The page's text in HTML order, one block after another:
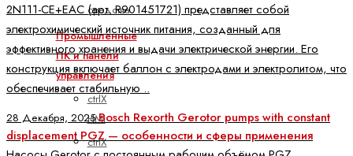
средства
Промышленные
ПК и панели
управления
ctrlX
HMI
ctrlX
2N111-CE+EAC (арт. R901451721) представляет собой
электрохимический источник питания, созданный для
эффективного хранения и выдачи электрической энергии. Его
конструкция включает баллон с электродами и электролитом, что
обеспечивает стабильную ..
28 Декабря, 2025Bosch Rexorth Gerotor pumps with constant
displacement PGZ — особенности и сферы применения